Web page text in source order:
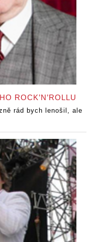
ROCK’N’ROLLU
rád bych lenošil, ale